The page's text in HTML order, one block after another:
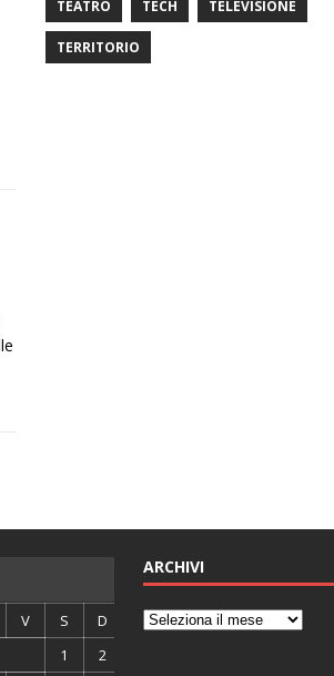
TEATRO TECH TELEVISIONE
TERRITORIO
V S
D
1
2
ARCHIVI